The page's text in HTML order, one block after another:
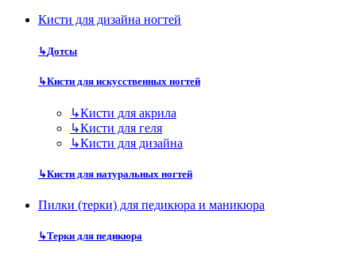
Кисти для дизайна ногтей
↳Дотсы
↳Кисти для искусственных ногтей
↳Кисти для акрила
↳Кисти для геля
↳Кисти для дизайна
↳Кисти для натуральных ногтей
Пилки (терки) для педикюра и маникюра
↳Терки для педикюра